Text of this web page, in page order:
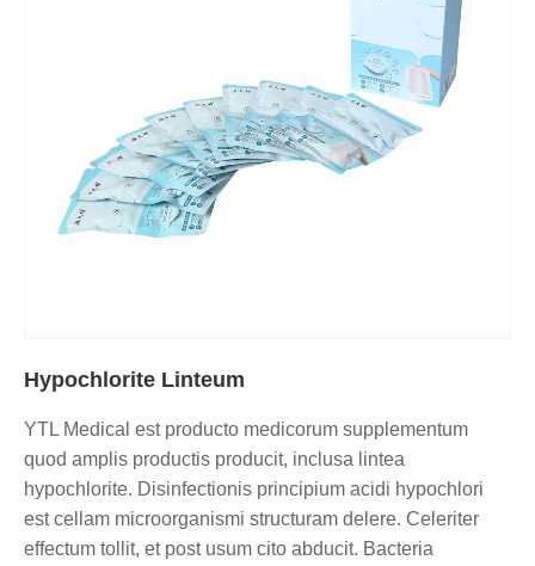
Hypochlorite Linteum
YTL Medical est producto medicorum supplementum
quod amplis productis producit, inclusa lintea
hypochlorite. Disinfectionis principium acidi hypochlori
est cellam microorganismi structuram delere. Celeriter
effectum tollit, et post usum cito abducit. Bacteria